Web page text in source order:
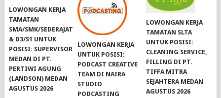
LOWONGAN KERJA
TAMATAN
SMA/SMK/SEDERAJAT
& D3/S1 UNTUK
POSISI: SUPERVISOR
MEDAN DI PT.
PERTIWI AGUNG
(LANDSON) MEDAN
AGUSTUS 2026
LOWONGAN KERJA
UNTUK POSISI:
PODCAST CREATIVE
TEAM DI NAIRA
STUDIO
PODCASTING
LOWONGAN KERJA
TAMATAN SLTA
UNTUK POSISI:
CLEANING SERVICE,
FILLING DI PT.
TIFFA MITRA
SEJAHTERA MEDAN
AGUSTUS 2026